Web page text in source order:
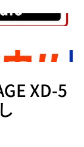
XD-5